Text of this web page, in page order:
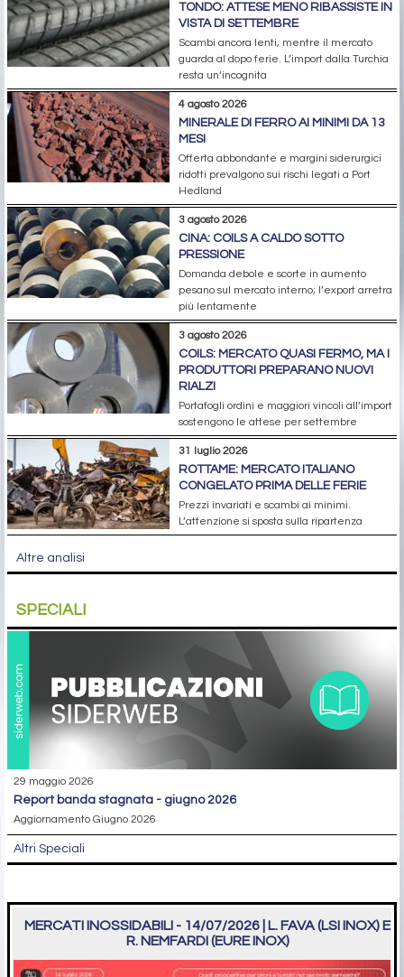
TONDO: ATTESE MENO RIBASSISTE IN
VISTA DI SETTEMBRE
Scambi ancora lenti, mentre il mercato
guarda al dopo ferie. L’import dalla Turchia
resta un’incognita
4 agosto 2026
MINERALE DI FERRO AI MINIMI DA 13
MESI
Offerta abbondante e margini siderurgici
ridotti prevalgono sui rischi legati a Port
Hedland
3 agosto 2026
CINA: COILS A CALDO SOTTO
PRESSIONE
Domanda debole e scorte in aumento
pesano sul mercato interno; l’export arretra
più lentamente
3 agosto 2026
COILS: MERCATO QUASI FERMO, MA I
PRODUTTORI PREPARANO NUOVI
RIALZI
Portafogli ordini e maggiori vincoli all’import
sostengono le attese per settembre
31 luglio 2026
ROTTAME: MERCATO ITALIANO
CONGELATO PRIMA DELLE FERIE
Prezzi invariati e scambi ai minimi.
L’attenzione si sposta sulla ripartenza
Altre analisi
SPECIALI
29 maggio 2026
report banda stagnata - giugno 2026
Aggiornamento Giugno 2026
Altri Speciali
MERCATI INOSSIDABILI - 14/07/2026 | L. FAVA (LSI INOX) E
R. NEMFARDI (EURE INOX)